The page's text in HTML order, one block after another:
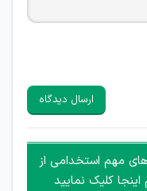
قصد مأیوس کردن
(مسئول و غیر مسئول)
چه به صورت دسته
ندارد.
ارسال دیدگاه
مهم استخدامی از
اینجا کلیک نمایید